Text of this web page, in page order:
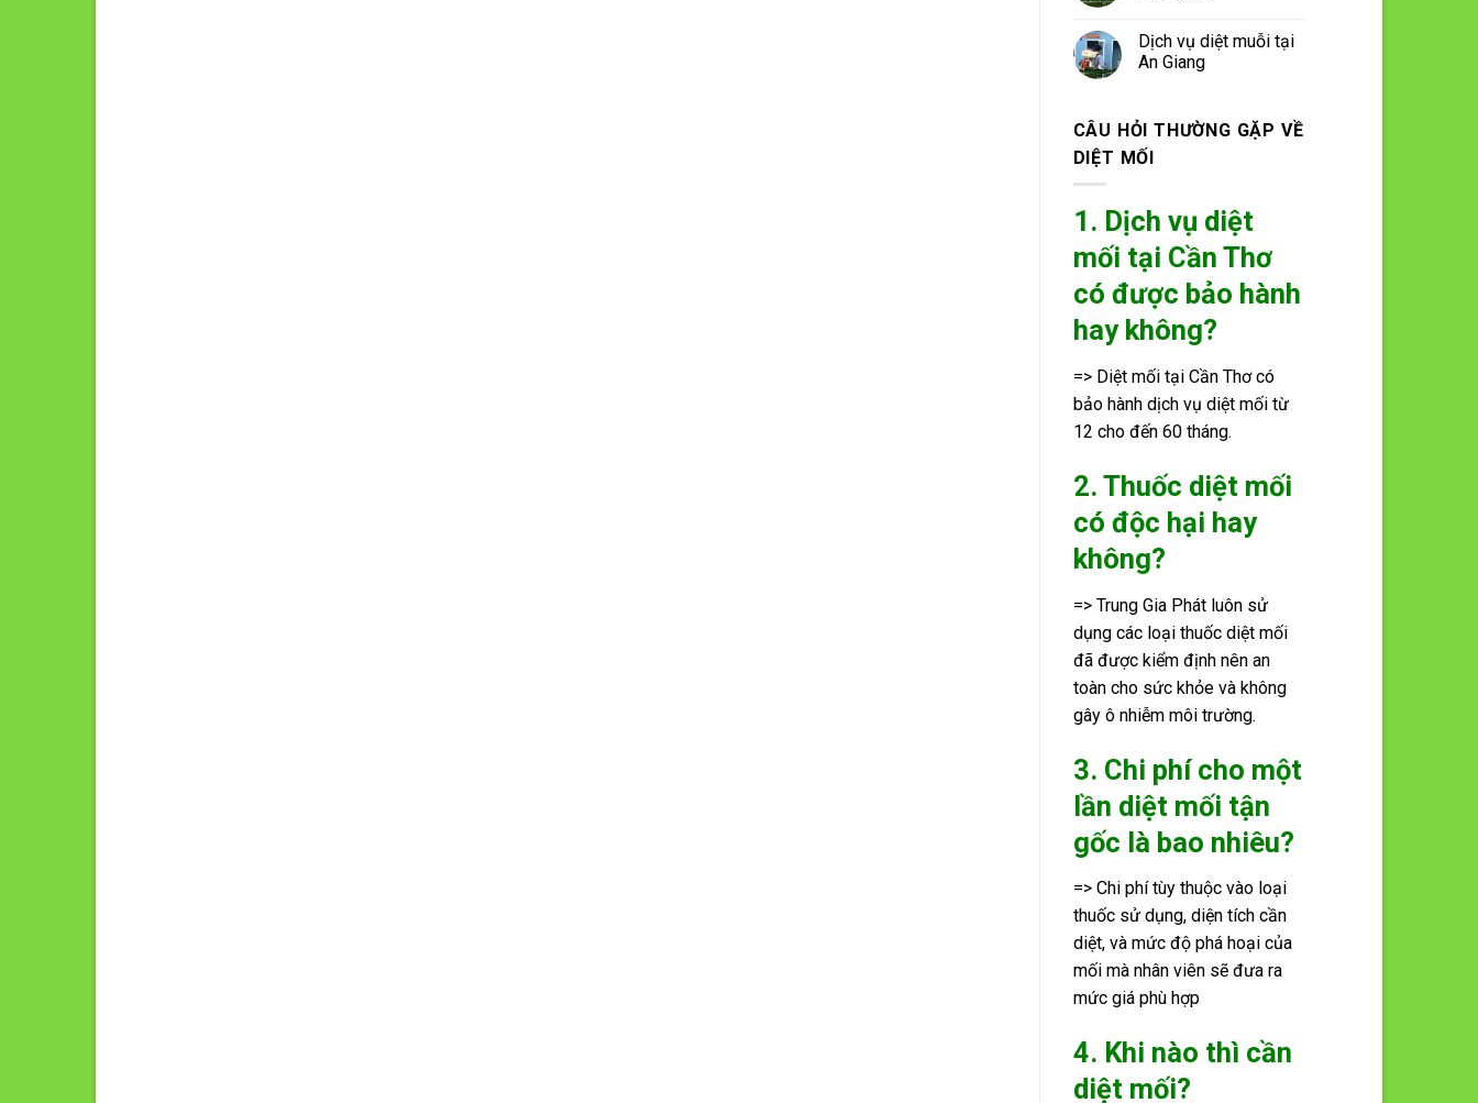
Dịch vụ diệt muỗi tại
An Giang
CÂU HỎI THƯỜNG GẶP VỀ
DIỆT MỐI
1. Dịch vụ diệt
mối tại Cần Thơ
có được bảo hành
hay không?
=> Diệt mối tại Cần Thơ có
bảo hành dịch vụ diệt mối từ
12 cho đến 60 tháng.
2. Thuốc diệt mối
có độc hại hay
không?
=> Trung Gia Phát luôn sử
dụng các loại thuốc diệt mối
đã được kiểm định nên an
toàn cho sức khỏe và không
gây ô nhiễm môi trường.
3. Chi phí cho một
lần diệt mối tận
gốc là bao nhiêu?
=> Chi phí tùy thuộc vào loại
thuốc sử dụng, diện tích cần
diệt, và mức độ phá hoại của
mối mà nhân viên sẽ đưa ra
mức giá phù hợp
4. Khi nào thì cần
diệt mối?